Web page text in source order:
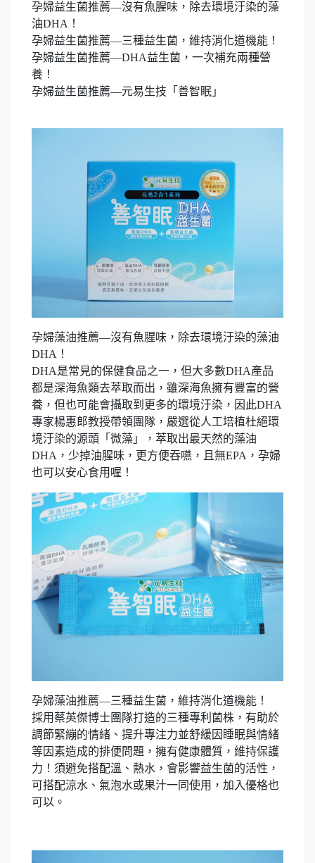
孕婦益生菌推薦—沒有魚腥味，除去環境汙染的藻
油DHA！
孕婦益生菌推薦—三種益生菌，維持消化道機能！
孕婦益生菌推薦—DHA益生菌，一次補充兩種營
養！
孕婦益生菌推薦—元易生技「善智眠」
孕婦藻油推薦—沒有魚腥味，除去環境汙染的藻油
DHA！
DHA是常見的保健食品之一，但大多數DHA產品
都是深海魚類去萃取而出，雖深海魚擁有豐富的營
養，但也可能會攝取到更多的環境汙染，因此DHA
專家楊惠郎教授帶領團隊，嚴選從人工培植杜絕環
境汙染的源頭「微藻」，萃取出最天然的藻油
DHA，少掉油腥味，更方便吞嚥，且無EPA，孕婦
也可以安心食用喔！
孕婦藻油推薦—三種益生菌，維持消化道機能！
採用蔡英傑博士團隊打造的三種專利菌株，有助於
調節緊繃的情緒、提升專注力並舒緩因睡眠與情緒
等因素造成的排便問題，擁有健康體質，維持保護
力！須避免搭配溫、熱水，會影響益生菌的活性，
可搭配涼水、氣泡水或果汁一同使用，加入優格也
可以。